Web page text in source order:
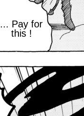
... Pay for
this !